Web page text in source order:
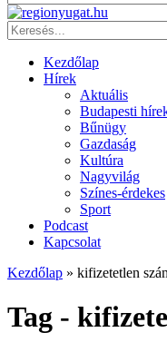
Kezdőlap
Hírek
Aktuális
Budapesti
Bűnügy
Gazdaság
Kultúra
Nagyvilág
Színes-érdekes
Sport
Podcast
Kapcsolat
Kezdőlap » kifizetetlen
Tag -